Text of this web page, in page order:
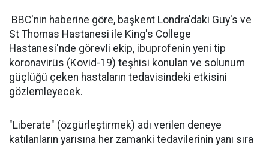
BBC'nin haberine göre, başkent Londra'daki Guy's ve
St Thomas Hastanesi ile King's College
Hastanesi'nde görevli ekip, ibuprofenin yeni tip
koronavirüs (Kovid-19) teşhisi konulan ve solunum
güçlüğü çeken hastaların tedavisindeki etkisini
gözlemleyecek.
"Liberate" (özgürleştirmek) adı verilen deneye
katılanların yarısına her zamanki tedavilerinin yanı sıra